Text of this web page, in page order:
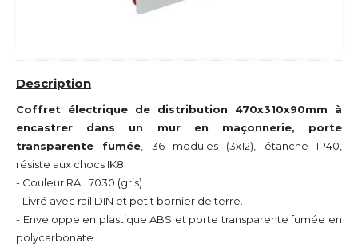
Description
Coffret électrique de distribution 470x310x90mm à
encastrer dans un mur en maçonnerie, porte
transparente fumée , 36 modules (3x12), étanche IP40,
résiste aux chocs IK8.
- Couleur RAL 7030 (gris).
- Livré avec rail DIN et petit bornier de terre.
- Enveloppe en plastique ABS et porte transparente fumée en
polycarbonate.